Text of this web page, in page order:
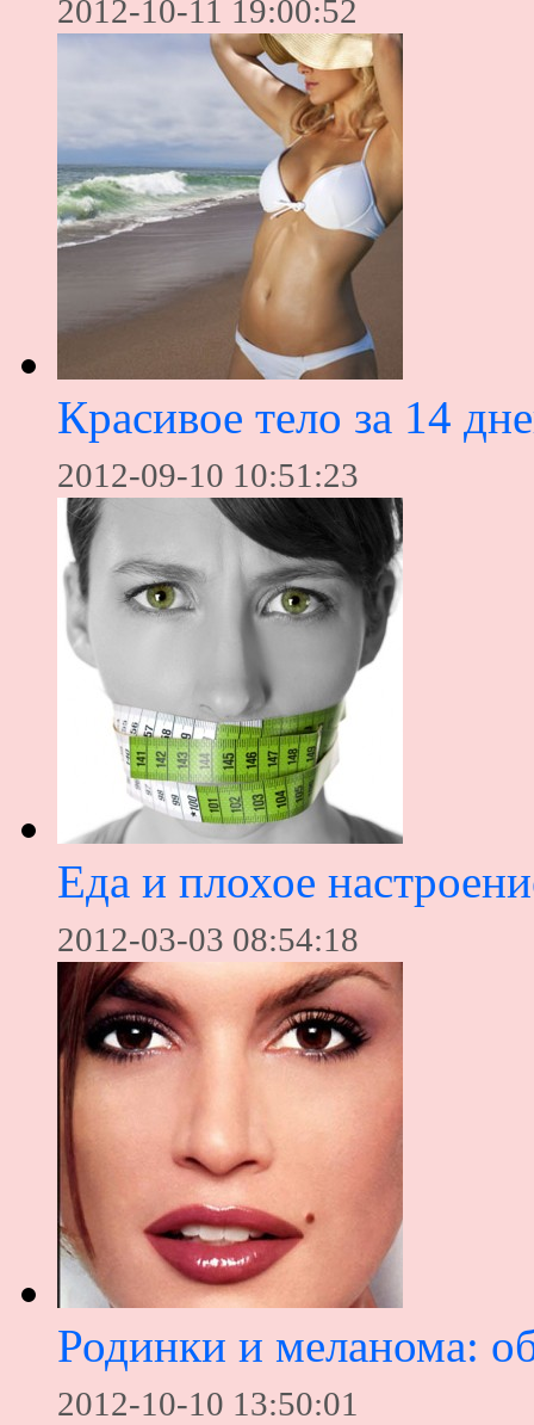
2012-10-11 19:00:52
Красивое тело за 14
2012-09-10 10:51:23
Еда и плохое
2012-03-03 08:54:18
Родинки и меланома:
2012-10-10 13:50:01